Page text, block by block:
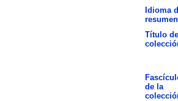
Idioma
resumen
Título
de la